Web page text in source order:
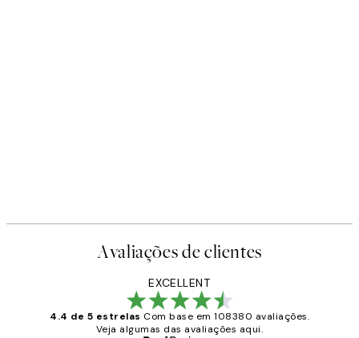
Avaliações de clientes
EXCELLENT
4.4 de 5 estrelas Com base em 108380 avaliações.
Veja algumas das avaliações aqui.